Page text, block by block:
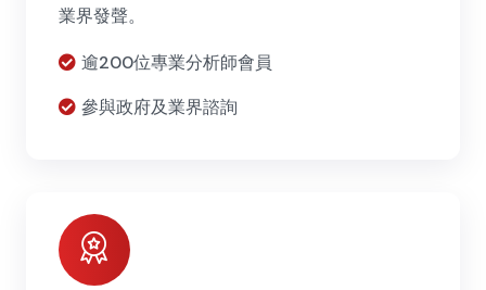
業界發聲。
逾200位專業分析師會員
參與政府及業界諮詢